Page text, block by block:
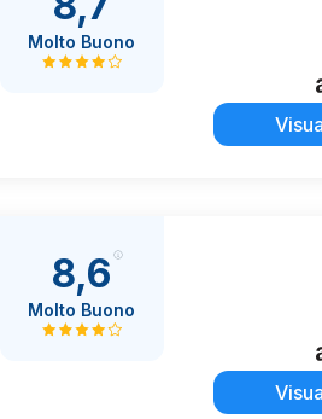
Molto Buono
8,6
Molto Buono